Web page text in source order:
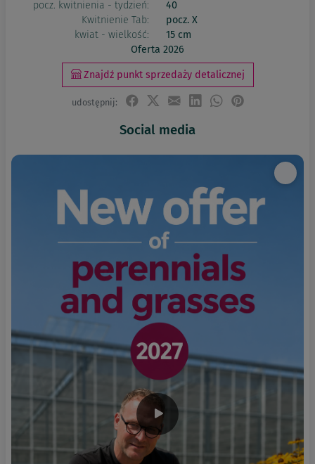
pocz. kwitnienia - tydzień:
40
Kwitnienie Tab:
pocz. X
kwiat - wielkość:
15 cm
Oferta 2026
Znajdź punkt sprzedaży detalicznej
udostępnij:
Social media